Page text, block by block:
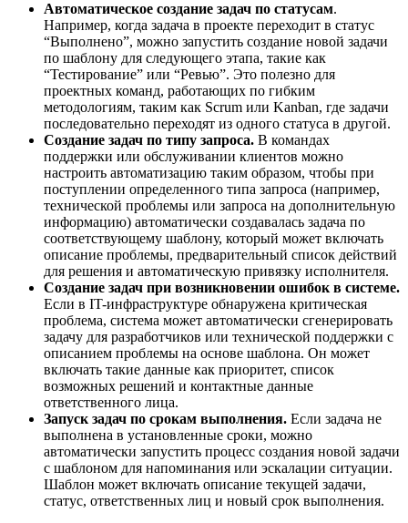
Автоматическое создание задач по статусам.
Например, когда задача в проекте переходит в статус
“Выполнено”, можно запустить создание новой задачи
по шаблону для следующего этапа, такие как
“Тестирование” или “Ревью”. Это полезно для
проектных команд, работающих по гибким
методологиям, таким как Scrum или Kanban, где задачи
последовательно переходят из одного статуса в другой.
Создание задач по типу запроса. В командах
поддержки или обслуживании клиентов можно
настроить автоматизацию таким образом, чтобы при
поступлении определенного типа запроса (например,
технической проблемы или запроса на дополнительную
информацию) автоматически создавалась задача по
соответствующему шаблону, который может включать
описание проблемы, предварительный список действий
для решения и автоматическую привязку исполнителя.
Создание задач при возникновении ошибок в системе.
Если в IT-инфраструктуре обнаружена критическая
проблема, система может автоматически сгенерировать
задачу для разработчиков или технической поддержки с
описанием проблемы на основе шаблона. Он может
включать такие данные как приоритет, список
возможных решений и контактные данные
ответственного лица.
Запуск задач по срокам выполнения. Если задача не
выполнена в установленные сроки, можно
автоматически запустить процесс создания новой задачи
с шаблоном для напоминания или эскалации ситуации.
Шаблон может включать описание текущей задачи,
статус, ответственных лиц и новый срок выполнения.